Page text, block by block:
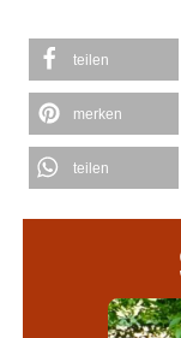
teilen
merken
teilen